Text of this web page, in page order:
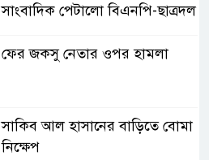
সাংবাদিক পেটালো বিএনপি-ছাত্রদল
ফের জকসু নেতার ওপর হামলা
সাকিব আল হাসানের বাড়িতে বোমা
নিক্ষেপ